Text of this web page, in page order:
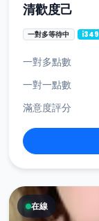
清歡度己
一對多等待中 i349
一對多點數
一對一點數
滿意度評分
在線